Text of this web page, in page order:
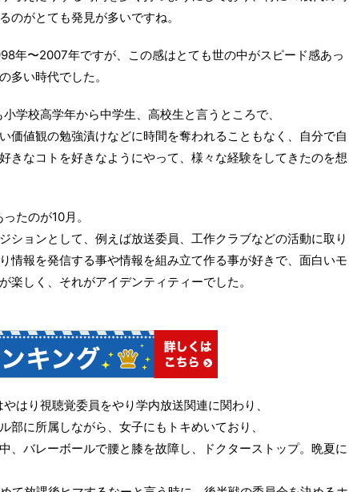
のがとても発見が多いですね。
年〜2007年ですが、この感はとても世の中がスピード感あっ
多い時代でした。
学校高学年から中学生、高校生と言うところで、
価値観の勉強漬けなどに時間を奪われることもなく、自分で自
きなコトを好きなようにやって、様々な経験をしてきたのを想
たのが10月。
ションとして、例えば放送委員、工作クラブなどの活動に取り
情報を発信する事や情報を組み立て作る事が好きで、面白いモ
楽しく、それがアイデンティティーでした。
はり視聴覚委員をやり学内放送関連に関わり、
部に所属しながら、女子にもトキめいており、
、バレーボールで腰と膝を故障し、ドクターストップ。晩夏に